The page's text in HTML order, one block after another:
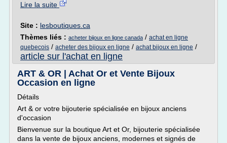
Lire la suite
Site : lesboutiques.ca
Thèmes liés : acheter bijoux en ligne canada / achat en ligne
quebecois / acheter des bijoux en ligne / achat bijoux en ligne /
article sur l'achat en ligne
ART & OR | Achat Or et Vente Bijoux
Occasion en ligne
Détails
Art & or votre bijouterie spécialisée en bijoux anciens
d'occasion
Bienvenue sur la boutique Art et Or, bijouterie spécialisée
dans la vente de bijoux anciens, modernes et signés de